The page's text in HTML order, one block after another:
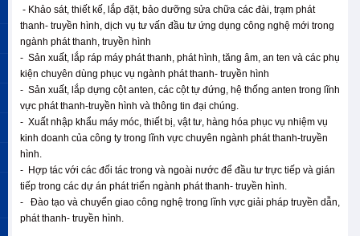
- Khảo sát, thiết kế, lắp đặt, bảo dưỡng sửa chữa các đài, trạm phát
thanh- truyền hình, dịch vụ tư vấn đầu tư ứng dụng công nghệ mới trong
ngành phát thanh, truyền hình
- Sản xuất, lắp ráp máy phát thanh, phát hình, tăng âm, an ten và các phụ
kiện chuyên dùng phục vụ ngành phát thanh- truyền hình
- Sản xuất, lắp dựng cột anten, các cột tự đứng, hệ thống anten trong lĩnh
vực phát thanh-truyền hình và thông tin đại chúng.
- Xuất nhập khẩu máy móc, thiết bị, vật tư, hàng hóa phục vụ nhiệm vụ
kinh doanh của công ty trong lĩnh vực chuyên ngành phát thanh-truyền
hình.
- Hợp tác với các đối tác trong và ngoài nước để đầu tư trực tiếp và gián
tiếp trong các dự án phát triển ngành phát thanh- truyền hình.
- Đào tạo và chuyển giao công nghệ trong lĩnh vực giải pháp truyền dẫn,
phát thanh- truyền hình.